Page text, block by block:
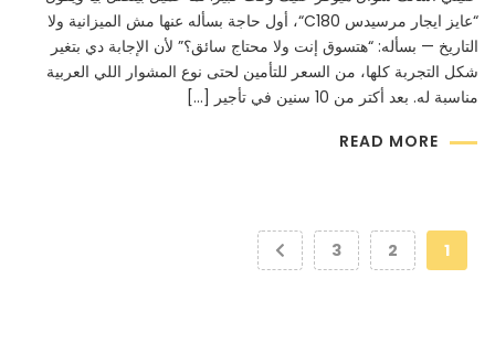
“عايز ايجار مرسيدس C180“، أول حاجة بسأله عنها مش الميزانية ولا
التاريخ — بسأله: “هتسوق إنت ولا محتاج سائق؟” لأن الإجابة دي بتغير
شكل التجربة كلها، من السعر للتأمين لحتى نوع المشوار اللي العربية
مناسبة له. بعد أكتر من 10 سنين في تأجير […]
READ MORE
1
2
3